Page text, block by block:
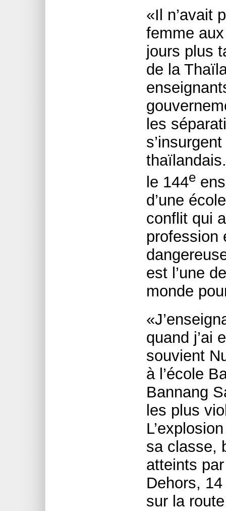
«Il n’avait
femme
jours plus
de la
les
le 144e
d’une
conflit qui
profession
est l’une
monde
quand j’ai
souvient
à l’école
Bannang
les plus
sa classe,
atteints
Dehors,
sur la